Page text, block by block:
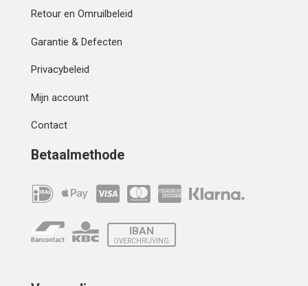
Retour en Omruilbeleid
Garantie & Defecten
Privacybeleid
Mijn account
Contact
Betaalmethode
IBAN
OVERCHRIJVING